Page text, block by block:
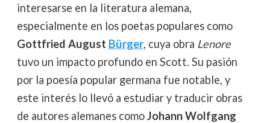
interesarse en la literatura alemana,
especialmente en los poetas populares como
Gottfried August Bürger, cuya obra Lenore
tuvo un impacto profundo en Scott. Su pasión
por la poesía popular germana fue notable, y
este interés lo llevó a estudiar y traducir obras
de autores alemanes comoJohann Wolfgang